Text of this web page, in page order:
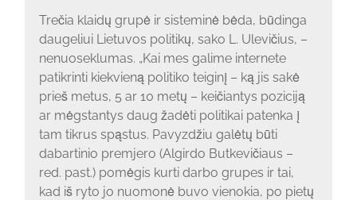
Trečia klaidų grupė ir sisteminė bėda, būdinga
daugeliui Lietuvos politikų, sako L. Ulevičius, –
nenuoseklumas. „Kai mes galime internete
patikrinti kiekvieną politiko teiginį – ką jis sakė
prieš metus, 5 ar 10 metų – keičiantys poziciją
ar mėgstantys daug žadėti politikai patenka į
tam tikrus spąstus. Pavyzdžiu galėtų būti
dabartinio premjero (Algirdo Butkevičiaus –
red. past.) pomėgis kurti darbo grupes ir tai,
kad iš ryto jo nuomonė buvo vienokia, po pietų